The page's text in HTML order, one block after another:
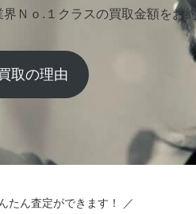
Ｎｏ.１クラスの買取金額をお
取の理由
たん査定ができます！ ／